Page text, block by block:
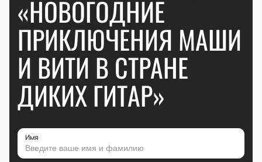
«НОВОГОДНИЕ
ПРИКЛЮЧЕНИЯ МАШИ
И ВИТИ В СТРАНЕ
ДИКИХ ГИТАР»
Имя